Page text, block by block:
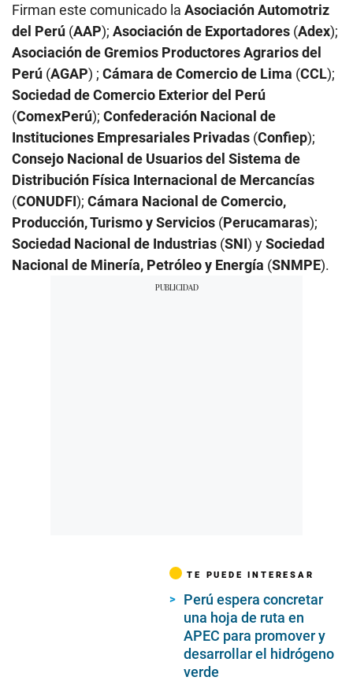
Firman este comunicado la Asociación Automotriz
del Perú (AAP); Asociación de Exportadores (Adex);
Asociación de Gremios Productores Agrarios del
Perú (AGAP) ; Cámara de Comercio de Lima (CCL);
Sociedad de Comercio Exterior del Perú
(ComexPerú); Confederación Nacional de
Instituciones Empresariales Privadas (Confiep);
Consejo Nacional de Usuarios del Sistema de
Distribución Física Internacional de Mercancías
(CONUDFI); Cámara Nacional de Comercio,
Producción, Turismo y Servicios (Perucamaras);
Sociedad Nacional de Industrias (SNI) ySociedad
Nacional de Minería, Petróleo y Energía (SNMPE).
TE PUEDE INTERESAR
Perú espera concretar
una hoja de ruta en
APEC para promover y
desarrollar el hidrógeno
verde